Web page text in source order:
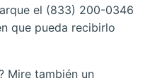
el (833) 200-0346
que pueda recibirlo
Mire también un